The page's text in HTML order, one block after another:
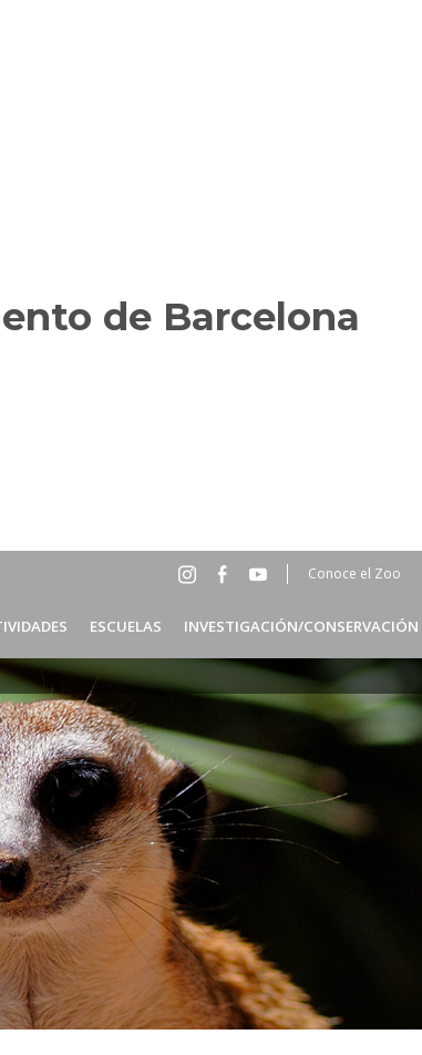
de Barcelona
Social
Menu
Header
Header
ES
Conoce el Zoo
ESCUELAS INVESTIGACIÓN/CONSERVACIÓN